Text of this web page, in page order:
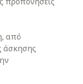
από
άσκησης